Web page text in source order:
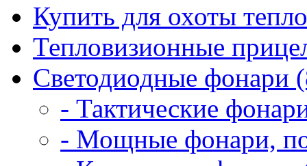
Купить для охоты
Тепловизионные
Светодиодные фонари
- Тактические
- Мощные фонари,